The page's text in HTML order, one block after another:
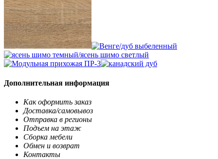
Дополнительная информация
Как оформить заказ
Доставка/самовывоз
Отправка в регионы
Подъем на этаж
Сборка мебели
Обмен и возврат
Контакты